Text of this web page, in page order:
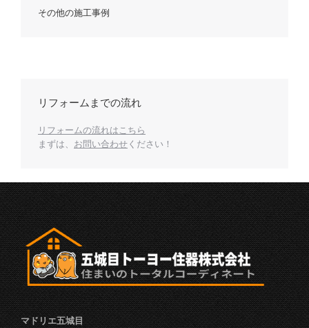
その他の施工事例
リフォームまでの流れ
リフォームの流れはこちら
まずは、 お問い合わせ ください！
マドリエ五城目